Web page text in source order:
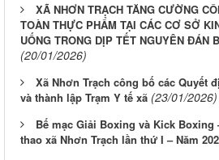
XÃ NHƠN TRẠCH TĂNG CƯỜNG
TOÀN THỰC PHẨM TẠI CÁC CƠ SỞ
UỐNG TRONG DỊP TẾT NGUYÊN ĐÁN
(20/01/2026)
Xã Nhơn Trạch công bố các Quyết
và thành lập Trạm Y tế xã (23/01/2026)
Bế mạc Giải Boxing và Kick
thao xã Nhơn Trạch lần thứ I – Năm